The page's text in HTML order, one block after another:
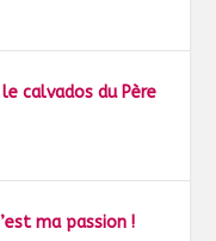
calvados du Père
ma passion !